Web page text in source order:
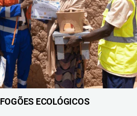
FOGÕES ECOLÓGICOS